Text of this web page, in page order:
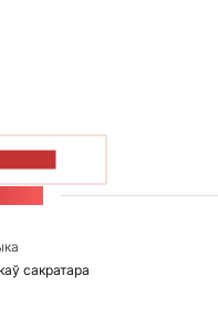
сакратара